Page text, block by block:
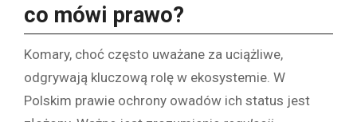
co mówi prawo?
Komary, choć często uważane za uciążliwe,
odgrywają kluczową rolę w ekosystemie. W
Polskim prawie ochrony owadów ich status jest